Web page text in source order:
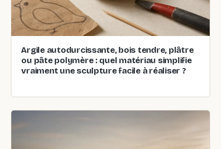
Argile autodurcissante, bois tendre, plâtre
ou pâte polymère : quel matériau simplifie
vraiment une sculpture facile à réaliser ?